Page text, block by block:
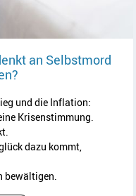
an Selbstmord
und die Inflation:
Krisenstimmung.
dazu kommt,
bewältigen.